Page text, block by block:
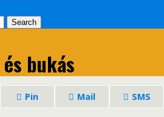
bukás
Pin Mail SMS